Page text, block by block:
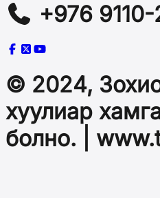
+976
© 2024,
хуулиар
болно. |